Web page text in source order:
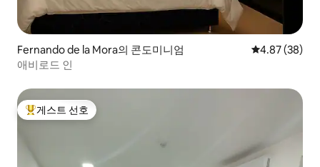
Fernando de la Mora의 콘도미니엄 평점 4.87점(5
4.87 (38)
애비로드 인
상위 게스트 선호
게스트 선호